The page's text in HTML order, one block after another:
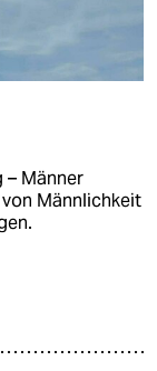
– Männer
Männlichkeit